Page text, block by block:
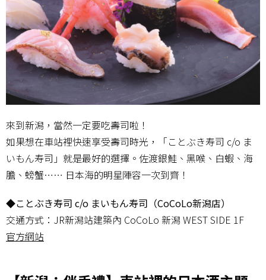
來到新潟，當然一定要吃壽司啦！
如果想在車站裡快速享受壽司時光，「ことぶき寿司 c/o ま
いもん寿司」就是最好的選擇。佐渡銀鮭、黑喉、白蝦、海
膽、螃蟹…… 日本海的明星陣容一次到齊！
◆ことぶき寿司 c/o まいもん寿司（CoCoLo新潟店）
交通方式：JR新潟站建築內 CoCoLo 新潟 WEST SIDE 1F
官方網站